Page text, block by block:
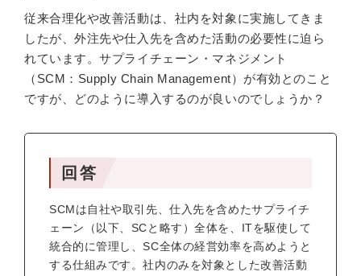
従来合理化や改善活動は、社内を対象に実施してきま
したが、外注先や仕入先を含めた活動の必要性に迫ら
れています。サプライチェーン・マネジメント
（SCM：Supply Chain Management）が有効とのこと
ですが、どのように導入するのが良いのでしょうか？
回答
SCMは自社や取引先、仕入先を含めたサプライチ
ェーン（以下、SCと略す）全体を、ITを駆使して
統合的に管理し、SC全体の経営効率を高めようと
する仕組みです。社内のみを対象とした改善活動